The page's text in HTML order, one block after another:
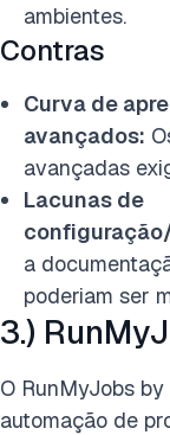
ambientes.
Contras
Curva de
avançados:
avançadas
Lacunas de
a
poderiam ser
3.)
O RunMyJobs
automação de